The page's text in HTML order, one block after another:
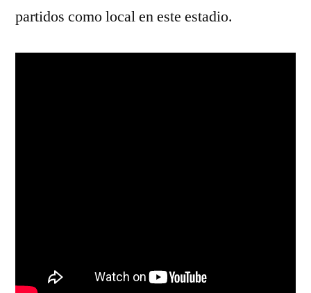
partidos como local en este estadio.